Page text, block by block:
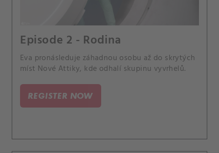
Episode 2 - Rodina
Eva pronásleduje záhadnou osobu až do skrytých
míst Nové Attiky, kde odhalí skupinu vyvrhelů.
REGISTER NOW